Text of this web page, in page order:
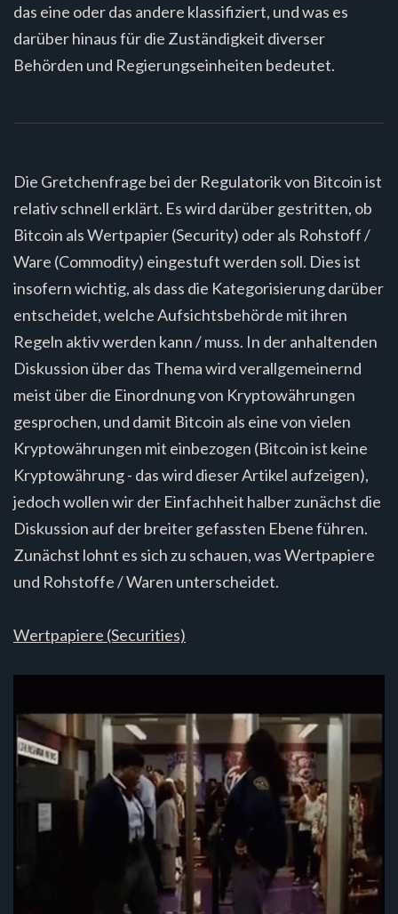
das eine oder das andere klassifiziert, und was es
darüber hinaus für die Zuständigkeit diverser
Behörden und Regierungseinheiten bedeutet.
Die Gretchenfrage bei der Regulatorik von Bitcoin ist
relativ schnell erklärt. Es wird darüber gestritten, ob
Bitcoin als Wertpapier (Security) oder als Rohstoff /
Ware (Commodity) eingestuft werden soll. Dies ist
insofern wichtig, als dass die Kategorisierung darüber
entscheidet, welche Aufsichtsbehörde mit ihren
Regeln aktiv werden kann / muss. In der anhaltenden
Diskussion über das Thema wird verallgemeinernd
meist über die Einordnung von Kryptowährungen
gesprochen, und damit Bitcoin als eine von vielen
Kryptowährungen mit einbezogen (Bitcoin ist keine
Kryptowährung - das wird dieser Artikel aufzeigen),
jedoch wollen wir der Einfachheit halber zunächst die
Diskussion auf der breiter gefassten Ebene führen.
Zunächst lohnt es sich zu schauen, was Wertpapiere
und Rohstoffe / Waren unterscheidet.
Wertpapiere (Securities)